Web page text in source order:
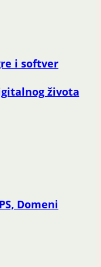
i softver
života
Domeni